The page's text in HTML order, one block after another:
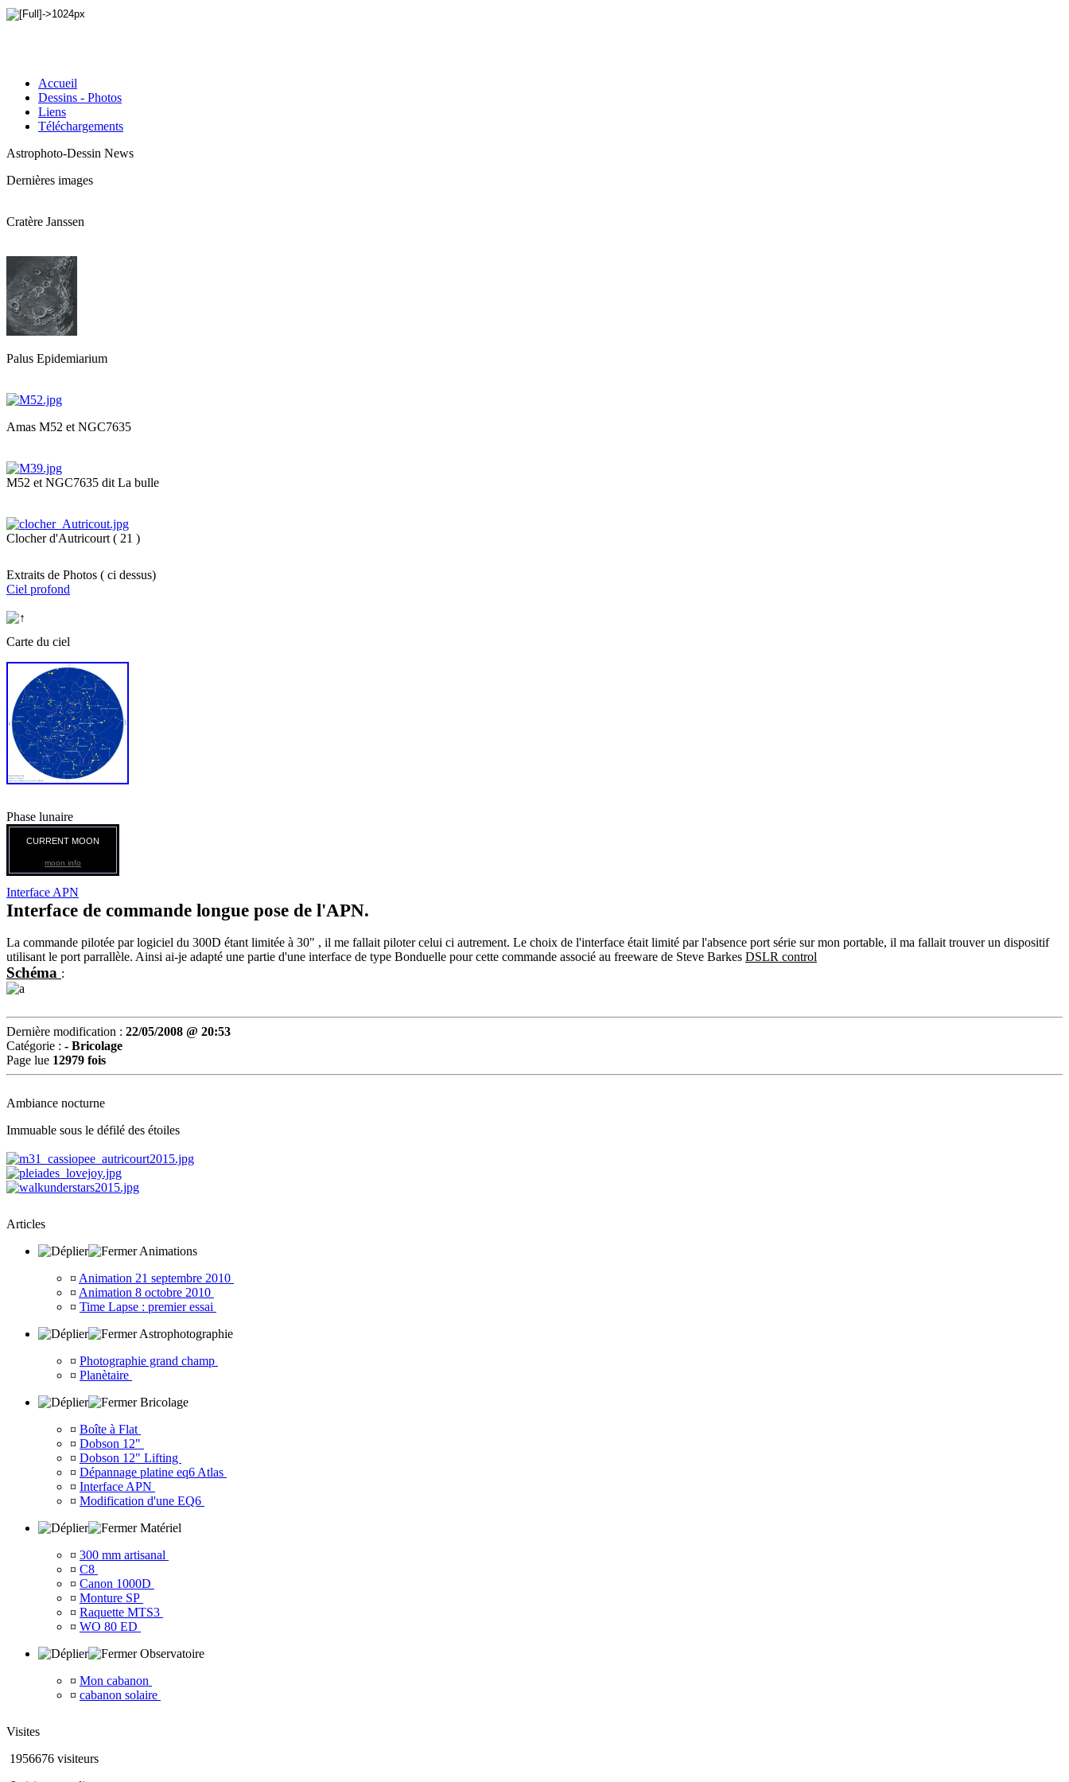
Accueil
Dessins - Photos
Liens
Téléchargements
Astrophoto-Dessin News
Dernières images
Cratère Janssen
Palus Epidemiarium
Amas M52 et NGC7635
M52 et NGC7635 dit La bulle
Clocher d'Autricourt ( 21 )
Extraits de Photos ( ci dessus)
Ciel profond
Carte du ciel
Phase lunaire
CURRENT MOON
moon info
Interface APN
Interface de commande longue pose de l'APN.
La commande pilotée par logiciel du 300D étant limitée à 30" , il me fallait piloter celui ci autrement. Le choix de l'interface était limité par l'absence port série sur mon portable, il ma fallait trouver un dispositif
utilisant le port parrallèle. Ainsi ai-je adapté une partie d'une interface de type Bonduelle pour cette commande associé au freeware de Steve Barkes DSLR control
Schéma :
Dernière modification : 22/05/2008 @ 20:53
Catégorie : - Bricolage
Page lue 12979 fois
Ambiance nocturne
Immuable sous le défilé des étoiles
Articles
Animations
¤ Animation 21 septembre 2010
¤ Animation 8 octobre 2010
¤ Time Lapse : premier essai
Astrophotographie
¤ Photographie grand champ
¤ Planètaire
Bricolage
¤ Boîte à Flat
¤ Dobson 12"
¤ Dobson 12" Lifting
¤ Dépannage platine eq6 Atlas
¤ Interface APN
¤ Modification d'une EQ6
Matériel
¤ 300 mm artisanal
¤ C8
¤ Canon 1000D
¤ Monture SP
¤ Raquette MTS3
¤ WO 80 ED
Observatoire
¤ Mon cabanon
¤ cabanon solaire
Visites
1956676 visiteurs